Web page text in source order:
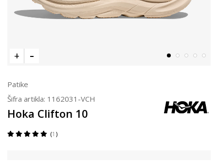
Patike
Šifra artikla: 1162031-VCH
Hoka Clifton 10
1